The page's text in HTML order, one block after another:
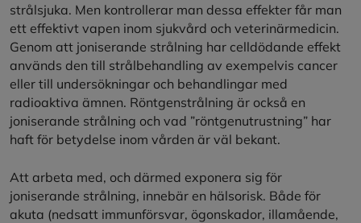
strålsjuka. Men kontrollerar man dessa effekter får man
ett effektivt vapen inom sjukvård och veterinärmedicin.
Genom att joniserande strålning har celldödande effekt
används den till strålbehandling av exempelvis cancer
eller till undersökningar och behandlingar med
radioaktiva ämnen. Röntgenstrålning är också en
joniserande strålning och vad ”röntgenutrustning” har
haft för betydelse inom vården är väl bekant.
Att arbeta med, och därmed exponera sig för
joniserande strålning, innebär en hälsorisk. Både för
akuta (nedsatt immunförsvar, ögonskador, illamående,